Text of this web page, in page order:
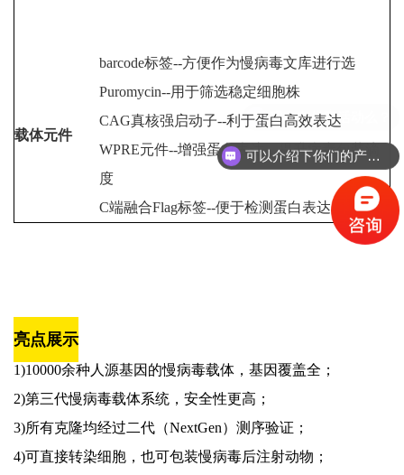
载体元件
barcode标签--方便作为慢病毒文库进行选
Puromycin--用于筛选稳定细胞株
CAG真核强启动子--利于蛋白高效表达
WPRE元件--增强蛋白表达，提升病毒包装滴
度
C端融合Flag标签--便于检测蛋白表达
亮点展示
1)10000余种人源基因的慢病毒载体，基因覆盖全；
2)第三代慢病毒载体系统，安全性更高；
3)所有克隆均经过二代（NextGen）测序验证；
4)可直接转染细胞，也可包装慢病毒后注射动物；
可以介绍下你们的产品么？